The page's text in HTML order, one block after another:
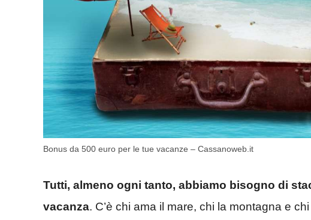
Bonus da 500 euro per le tue vacanze – Cassanoweb.it
Tutti, almeno ogni tanto, abbiamo bisogno di
vacanza. C’è chi ama il mare, chi la montagna e